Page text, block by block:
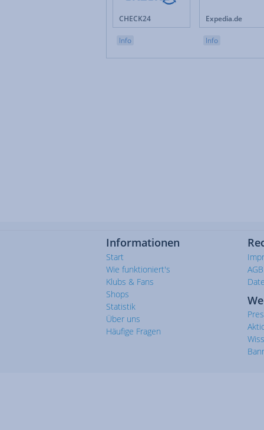
CHECK24
Info
Expedia.de
Info
Informationen
Start
Wie funktioniert's
Klubs & Fans
Shops
Statistik
Über uns
Häufige Fragen
AGB